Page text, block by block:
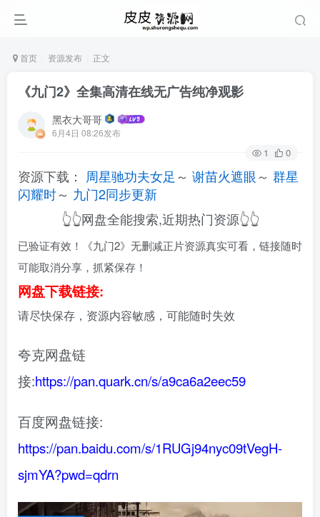
首页 资源发布 正文
《九门2》全集高清在线无广告纯净观影
黑衣大哥哥
6月4日 08:26发布
1 0
资源下载： 周星驰功夫女足 ～ 谢苗火遮眼～ 群星
闪耀时～ 九门2同步更新
👆👆网盘全能搜索,近期热门资源👆👆
已验证有效！《九门2》无删减正片资源真实可看，链接随时
可能取消分享，抓紧保存！
网盘下载链接:
请尽快保存，资源内容敏感，可能随时失效
夸克网盘链
接:https://pan.quark.cn/s/a9ca6a2eec59
百度网盘链接:
https://pan.baidu.com/s/1RUGj94nyc09tVegH-
sjmYA?pwd=qdrn